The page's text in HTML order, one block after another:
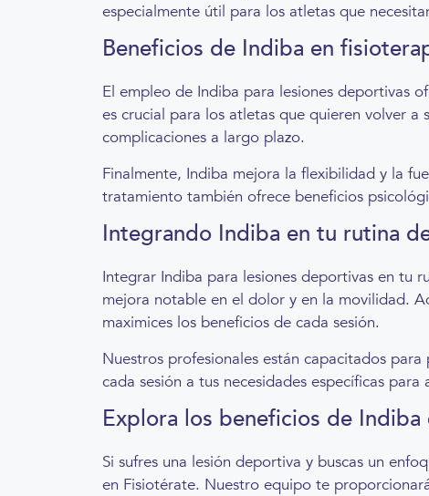
especialmente útil para los atletas que
Beneficios de Indiba en
El empleo de Indiba para lesiones deportivas
es crucial para los atletas que quieren volver
complicaciones a largo plazo.
Finalmente, Indiba mejora la flexibilidad y la
tratamiento también ofrece beneficios
Integrando Indiba en tu rutina
Integrar Indiba para lesiones deportivas en tu
mejora notable en el dolor y en la movilidad.
maximices los beneficios de cada sesión.
Nuestros profesionales están capacitados
cada sesión a tus necesidades específicas
Explora los beneficios de
Si sufres una lesión deportiva y buscas un
en Fisiotérate. Nuestro equipo te